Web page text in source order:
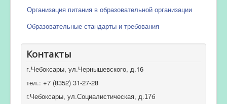
Организация питания в образовательной организации
Образовательные стандарты и требования
Контакты
г.Чебоксары, ул.Чернышевского, д.16
тел.: +7 (8352) 31-27-28
г.Чебоксары, ул.Социалистическая, д.17б